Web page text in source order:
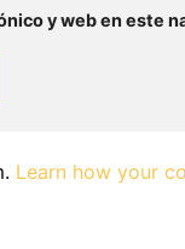
y web en este
Learn how your